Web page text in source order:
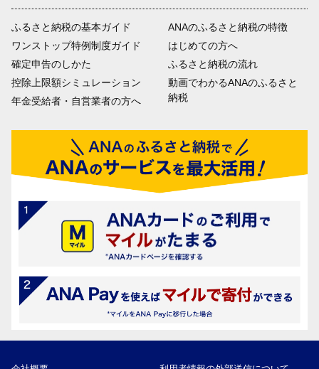
ふるさと納税の基本ガイド
ワンストップ特例制度ガイド
確定申告のしかた
控除上限額シミュレーション
年金受給者・自営業者の方へ
ANAのふるさと納税の特徴
はじめての方へ
ふるさと納税の流れ
動画でわかるANAのふるさと
納税